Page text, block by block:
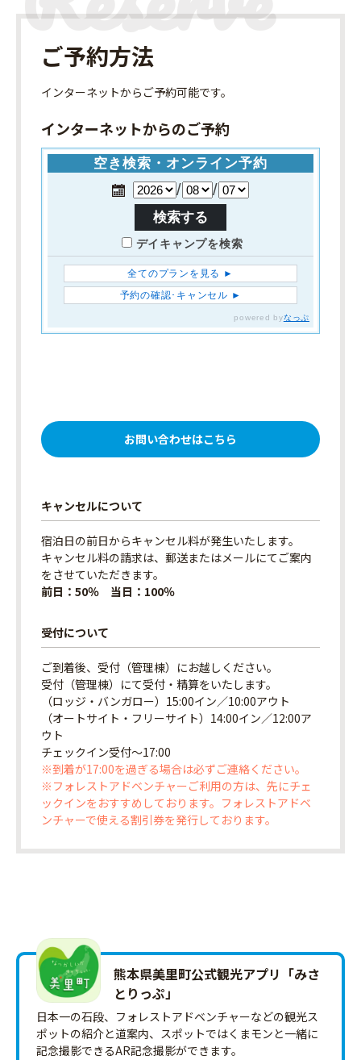
ご予約方法
インターネットからご予約可能です。
インターネットからのご予約
お問い合わせはこちら
キャンセルについて
宿泊日の前日からキャンセル料が発生いたします。
キャンセル料の請求は、郵送またはメールにてご案内
をさせていただきます。
前日：50％ 当日：100％
受付について
ご到着後、受付（管理棟）にお越しください。
受付（管理棟）にて受付・精算をいたします。
（ロッジ・バンガロー）15:00イン／10:00アウト
（オートサイト・フリーサイト）14:00イン／12:00ア
ウト
チェックイン受付〜17:00
※到着が17:00を過ぎる場合は必ずご連絡ください。
※フォレストアドベンチャーご利用の方は、先にチェ
ックインをおすすめしております。フォレストアドベ
ンチャーで使える割引券を発行しております。
熊本県美里町公式観光アプリ「みさ
とりっ‪ぷ‬」
日本一の石段、フォレストアドベンチャーなどの観光ス
ポットの紹介と道案内、スポットではくまモンと一緒に
記念撮影できるAR記念撮影ができます。